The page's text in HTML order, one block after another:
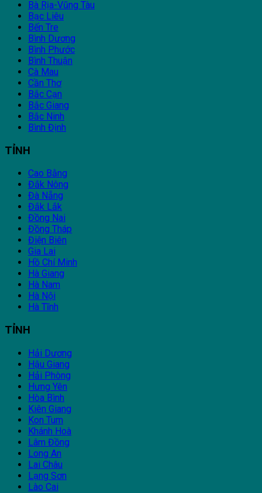
Bà Rịa-Vũng Tàu
Bạc Liêu
Bến Tre
Bình Dương
Bình Phước
Bình Thuận
Cà Mau
Cần Thơ
Bắc Cạn
Bắc Giang
Bắc Ninh
Bình Định
TỈNH
Cao Bằng
Đắk Nông
Đà Nẵng
Đắk Lắk
Đồng Nai
Đồng Tháp
Điện Biên
Gia Lai
Hồ Chí Minh
Hà Giang
Hà Nam
Hà Nội
Hà Tĩnh
TỈNH
Hải Dương
Hậu Giang
Hải Phòng
Hưng Yên
Hòa Bình
Kiên Giang
Kon Tum
Khánh Hoà
Lâm Đồng
Long An
Lai Châu
Lạng Sơn
Lào Cai